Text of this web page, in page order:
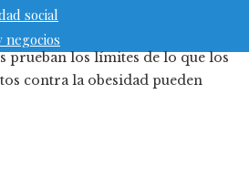
social
negocios
prueban los límites de lo que los
contra la obesidad pueden